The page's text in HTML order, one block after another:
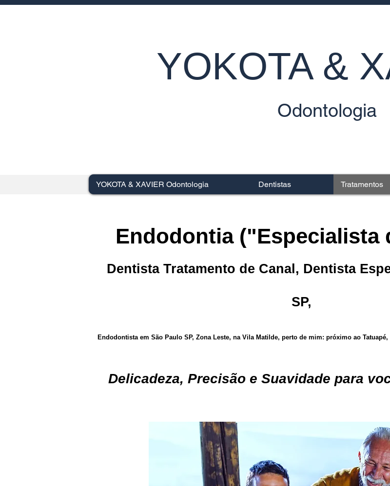
YOKOTA &
Odontologia
YOKOTA & XAVIER Odontologia Dentistas Tratamentos
Endodontia ("Especialista
Dentista Tratamento de Canal, Dentista
SP,
Endodontista em São Paulo SP, Zona Leste, na Vila Matilde, perto de mim: próximo ao
Delicadeza, Precisão e Suavidade para